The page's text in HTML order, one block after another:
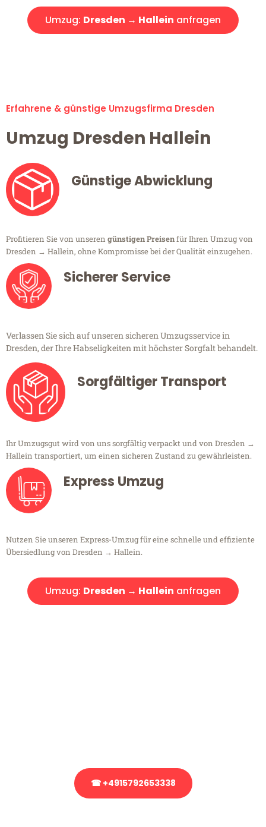
Umzug: Dresden → Hallein anfragen
Erfahrene & günstige Umzugsfirma Dresden
Umzug Dresden Hallein
Günstige Abwicklung
Profitieren Sie von unseren günstigen Preisenfür Ihren Umzug von
Dresden → Hallein, ohne Kompromisse bei der Qualität einzugehen.
Sicherer Service
Verlassen Sie sich auf unseren sicheren Umzugsservice in
Dresden, der Ihre Habseligkeiten mit höchster Sorgfalt behandelt.
Sorgfältiger Transport
Ihr Umzugsgut wird von uns sorgfältig verpackt und von Dresden →
Hallein transportiert, um einen sicheren Zustand zu gewährleisten.
Express Umzug
Nutzen Sie unseren Express-Umzug für eine schnelle und effiziente
Übersiedlung von Dresden → Hallein.
Umzug: Dresden → Hallein anfragen
☎ +4915792653338